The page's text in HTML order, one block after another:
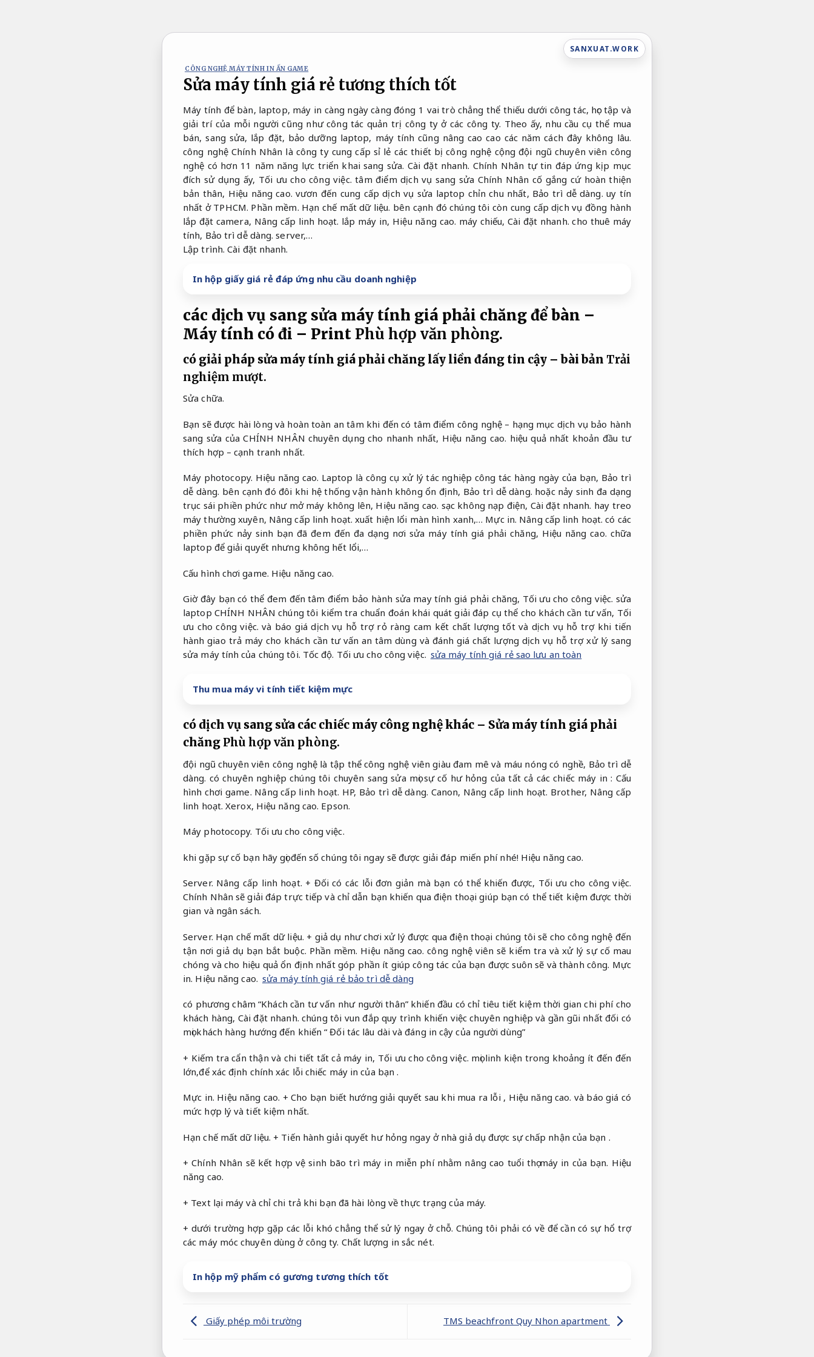
SANXUAT.WORK
CÔNG NGHỆ MÁY TÍNH IN ẤN GAME
Sửa máy tính giá rẻ tương thích tốt
Máy tính để bàn, laptop, máy in càng ngày càng đóng 1 vai trò chẳng thể thiếu dưới công tác, học tập và
giải trí của mỗi người cũng như công tác quản trị công ty ở các công ty. Theo ấy, nhu cầu cụ thể mua
bán, sang sửa, lắp đặt, bảo dưỡng laptop, máy tính cũng nâng cao cao các năm cách đây không lâu.
công nghệ Chính Nhân là công ty cung cấp sỉ lẻ các thiết bị công nghệ cộng đội ngũ chuyên viên công
nghệ có hơn 11 năm năng lực triển khai sang sửa. Cài đặt nhanh. Chính Nhân tự tin đáp ứng kịp mục
đích sử dụng ấy, Tối ưu cho công việc. tâm điểm dịch vụ sang sửa Chính Nhân cố gắng cứ hoàn thiện
bản thân, Hiệu năng cao. vươn đến cung cấp dịch vụ sửa laptop chỉn chu nhất, Bảo trì dễ dàng. uy tín
nhất ở TPHCM. Phần mềm. Hạn chế mất dữ liệu. bên cạnh đó chúng tôi còn cung cấp dịch vụ đồng hành
lắp đặt camera, Nâng cấp linh hoạt. lắp máy in, Hiệu năng cao. máy chiếu,Cài đặt nhanh. cho thuê máy
tính, Bảo trì dễ dàng. server,…
Lập trình. Cài đặt nhanh.
In hộp giấy giá rẻ đáp ứng nhu cầu doanh nghiệp
các dịch vụ sang sửa máy tính giá phải chăng để bàn –
Máy tính có đi – Print Phù hợp văn phòng.
có giải pháp sửa máy tính giá phải chăng lấy liền đáng tin cậy – bài bản Trải
nghiệm mượt.
Sửa chữa.
Bạn sẽ được hài lòng và hoàn toàn an tâm khi đến có tâm điểm công nghệ – hạng mục dịch vụ bảo hành
sang sửa của CHÍNH NHÂN chuyên dụng cho nhanh nhất, Hiệu năng cao. hiệu quả nhất khoản đầu tư
thích hợp – cạnh tranh nhất.
Máy photocopy. Hiệu năng cao. Laptop là công cụ xử lý tác nghiệp công tác hàng ngày của bạn, Bảo trì
dễ dàng. bên cạnh đó đôi khi hệ thống vận hành không ổn định, Bảo trì dễ dàng. hoặc nảy sinh đa dạng
trục sái phiền phức như mở máy không lên, Hiệu năng cao. sạc không nạp điện, Cài đặt nhanh. hay treo
máy thường xuyên, Nâng cấp linh hoạt. xuất hiện lổi màn hình xanh,… Mực in. Nâng cấp linh hoạt. có các
phiền phức nảy sinh bạn đã đem đến đa dạng nơi sửa máy tính giá phải chăng, Hiệu năng cao. chữa
laptop để giải quyết nhưng không hết lổi,…
Cấu hình chơi game. Hiệu năng cao.
Giờ đây bạn có thể đem đến tâm điểm bảo hành sửa may tính giá phải chăng, Tối ưu cho công việc. sửa
laptop CHÍNH NHÂN chúng tôi kiểm tra chuẩn đoán khái quát giải đáp cụ thể cho khách cần tư vấn, Tối
ưu cho công việc. và báo giá dịch vụ hỗ trợ rỏ ràng cam kết chất lượng tốt và dịch vụ hỗ trợ khi tiến
hành giao trả máy cho khách cần tư vấn an tâm dùng và đánh giá chất lượng dịch vụ hỗ trợ xử lý sang
sửa máy tính của chúng tôi. Tốc độ. Tối ưu cho công việc. sửa máy tính giá rẻ sao lưu an toàn
Thu mua máy vi tính tiết kiệm mực
có dịch vụ sang sửa các chiếc máy công nghệ khác – Sửa máy tính giá phải
chăng Phù hợp văn phòng.
đội ngũ chuyên viên công nghệ là tập thể công nghệ viên giàu đam mê và máu nóng có nghề, Bảo trì dễ
dàng. có chuyên nghiệp chúng tôi chuyên sang sửa mọi sự cố hư hỏng của tất cả các chiếc máy in : Cấu
hình chơi game. Nâng cấp linh hoạt. HP, Bảo trì dễ dàng. Canon, Nâng cấp linh hoạt. Brother, Nâng cấp
linh hoạt. Xerox, Hiệu năng cao. Epson.
Máy photocopy. Tối ưu cho công việc.
khi gặp sự cố bạn hãy gọi đến số chúng tôi ngay sẽ được giải đáp miến phí nhé! Hiệu năng cao.
Server. Nâng cấp linh hoạt. + Đối có các lỗi đơn giản mà bạn có thể khiến được, Tối ưu cho công việc.
Chính Nhân sẽ giải đáp trực tiếp và chỉ dẫn bạn khiến qua điện thoại giúp bạn có thể tiết kiệm được thời
gian và ngân sách.
Server. Hạn chế mất dữ liệu. + giả dụ như chơi xử lý được qua điện thoại chúng tôi sẽ cho công nghệ đến
tận nơi giả dụ bạn bắt buộc. Phần mềm. Hiệu năng cao. công nghệ viên sẽ kiểm tra và xử lý sự cố mau
chóng và cho hiệu quả ổn định nhất góp phần ít giúp công tác của bạn được suôn sẽ và thành công. Mực
in. Hiệu năng cao. sửa máy tính giá rẻ bảo trì dễ dàng
có phương châm “Khách cần tư vấn như người thân” khiến đầu có chỉ tiêu tiết kiệm thời gian chi phí cho
khách hàng, Cài đặt nhanh. chúng tôi vun đắp quy trình khiến việc chuyên nghiệp và gần gũi nhất đối có
mọi khách hàng hướng đến khiến “ Đối tác lâu dài và đáng in cậy của người dùng”
+ Kiếm tra cẩn thận và chi tiết tất cả máy in, Tối ưu cho công việc. mọi linh kiện trong khoảng ít đến đến
lớn,để xác định chính xác lỗi chiếc máy in của bạn .
Mực in. Hiệu năng cao. + Cho bạn biết hướng giải quyết sau khi mua ra lỗi , Hiệu năng cao. và báo giá có
mức hợp lý và tiết kiệm nhất.
Hạn chế mất dữ liệu. + Tiến hành giải quyết hư hỏng ngay ở nhà giả dụ được sự chấp nhận của bạn .
+ Chính Nhân sẽ kết hợp vệ sinh bão trì máy in miễn phí nhằm nâng cao tuổi thọ máy in của bạn. Hiệu
năng cao.
+ Text lại máy và chỉ chi trả khi bạn đã hài lòng về thực trạng của máy.
+ dưới trường hợp gặp các lỗi khó chẳng thể sử lý ngay ở chỗ. Chúng tôi phải có về để cần có sự hổ trợ
các máy móc chuyên dùng ở công ty. Chất lượng in sắc nét.
In hộp mỹ phẩm có gương tương thích tốt
Giấy phép môi trường TMS beachfront Quy Nhon apartment